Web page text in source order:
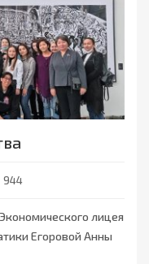
944
лицея
Егоровой Анны